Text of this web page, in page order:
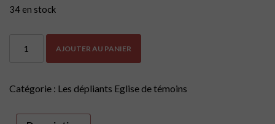
34 en stock
Dépliants
de
témoins
AJOUTER AU PANIER
Catégorie : Les dépliants Eglise de témoins